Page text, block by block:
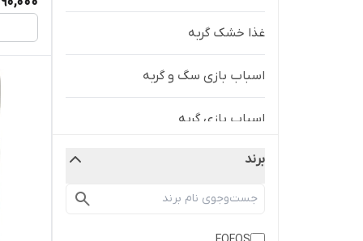
غذا خشک گربه
اسباب بازی سگ و گربه
اسباب بازی گربه
بهداشت و مراقبت سگ
بهداشت و مراقبت سگ و گربه
برند